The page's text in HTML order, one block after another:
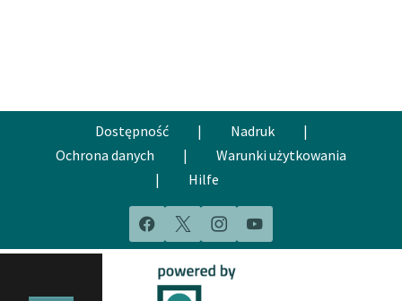
Dostępność | Nadruk
|
Ochrona danych
|
Warunki użytkowania
|
Hilfe
Facebook
X InstagramYouTube